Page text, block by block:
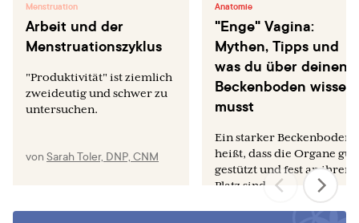
Menstruation
Arbeit und der
Menstruationszyklus
"Produktivität" ist ziemlich
zweideutig und schwer zu
untersuchen.
von Sarah Toler, DNP, CNM
Anatomie
"Enge" Vagina:
Mythen, Tipps und
was du über deinen
Beckenboden wissen
musst
Ein starker Beckenboden
heißt, dass die Organe gut
gestützt und fest an ihrem
Platz sind.
vonAnna Druet, BA